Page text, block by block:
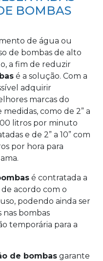
BOMBAS
de água ou
de bombas de alto
a fim de reduzir
é a solução. Com a
adquirir
marcas do
como de 2” a
litros por minuto
e de 2” a 10” com
por hora para
é contratada a
acordo com o
podendo ainda ser
bombas
temporária para a
de bombas garante